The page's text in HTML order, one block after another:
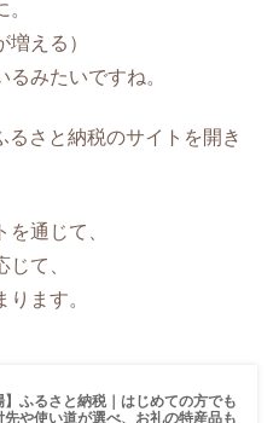
える）
みたいですね。
さと納税のサイトを開き
通じて、
て、
ます。
】ふるさと納税｜はじめての方でも
先や使い道が選べ、お礼の特産品も